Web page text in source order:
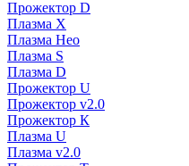
Прожектор D
Плазма X
Плазма Нео
Плазма S
Плазма D
Прожектор U
Прожектор v2.0
Прожектор К
Плазма U
Плазма v2.0